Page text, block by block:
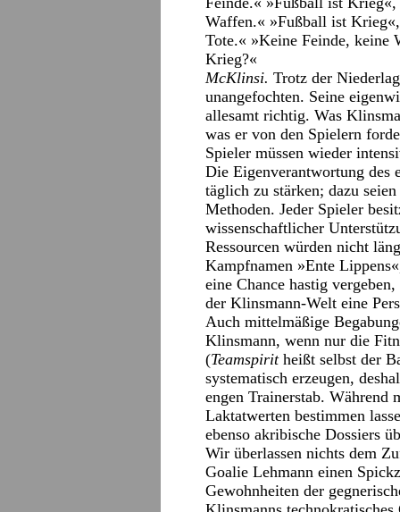
Waffen.« »Fußball ist
Tote.« »Keine Feinde, keine
Krieg?«
McKlinsi. Trotz der
unangefochten. Seine
allesamt richtig. Was
was er von den Spielern
Spieler müssen wieder
Die Eigenverantwortung des
täglich zu stärken; dazu
Methoden. Jeder Spieler
wissenschaftlicher
Ressourcen würden nicht
Kampfnamen »Ente
eine Chance hastig
der Klinsmann-Welt eine
Auch mittelmäßige
Klinsmann, wenn nur die
(Teamspiritheißt selbst der
systematisch erzeugen,
engen Trainerstab. Während
Laktatwerten bestimmen
ebenso akribische Dossiers
Wir überlassen nichts dem
Goalie Lehmann einen
Gewohnheiten der